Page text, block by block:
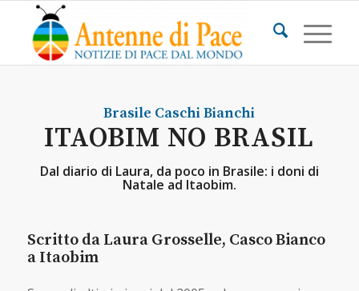
Brasile Caschi Bianchi
ITAOBIM NO BRASIL
Dal diario di Laura, da poco in Brasile: i doni di
Natale ad Itaobim.
Scritto da Laura Grosselle, Casco Bianco
a Itaobim